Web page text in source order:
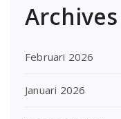
Archives
Februari 2026
Januari 2026